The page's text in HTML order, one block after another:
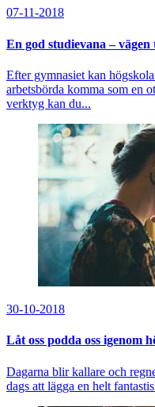
07-11-2018
En god studievana –
Efter gymnasiet kan
arbetsbörda komma som en
verktyg kan du...
30-10-2018
Låt oss podda oss igenom
Dagarna blir kallare och
dags att lägga en helt